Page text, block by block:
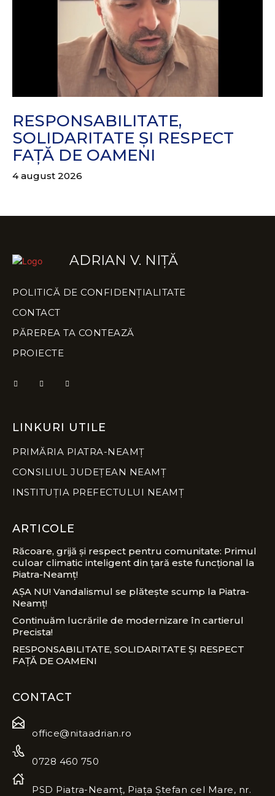
RESPONSABILITATE,
SOLIDARITATE ȘI RESPECT
FAȚĂ DE OAMENI
4 august 2026
ADRIAN V. NIȚĂ
POLITICĂ DE CONFIDENȚIALITATE
CONTACT
PĂREREA TA CONTEAZĂ
PROIECTE
LINKURI UTILE
PRIMĂRIA PIATRA-NEAMȚ
CONSILIUL JUDEȚEAN NEAMȚ
INSTITUȚIA PREFECTULUI NEAMȚ
ARTICOLE
Răcoare, grijă și respect pentru comunitate: Primul
culoar climatic inteligent din țară este funcțional la
Piatra-Neamț!
AȘA NU! Vandalismul se plătește scump la Piatra-
Neamț!
Continuăm lucrările de modernizare în cartierul
Precista!
RESPONSABILITATE, SOLIDARITATE ȘI RESPECT
FAȚĂ DE OAMENI
CONTACT
office@nitaadrian.ro
0728 460 750
PSD Piatra-Neamț, Piața Ștefan cel Mare, nr.